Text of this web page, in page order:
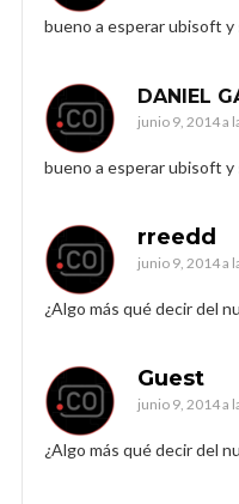
bueno a esperar ubisoft y
DANIEL
junio 9, 2014 a
bueno a esperar ubisoft y
rreedd
junio 9, 2014 a
¿Algo más qué decir del
Guest
junio 9, 2014 a
¿Algo más qué decir del